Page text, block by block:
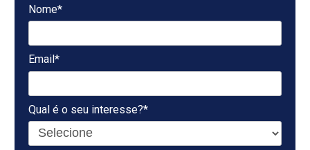
Nome*
Email*
Qual é o seu interesse?*